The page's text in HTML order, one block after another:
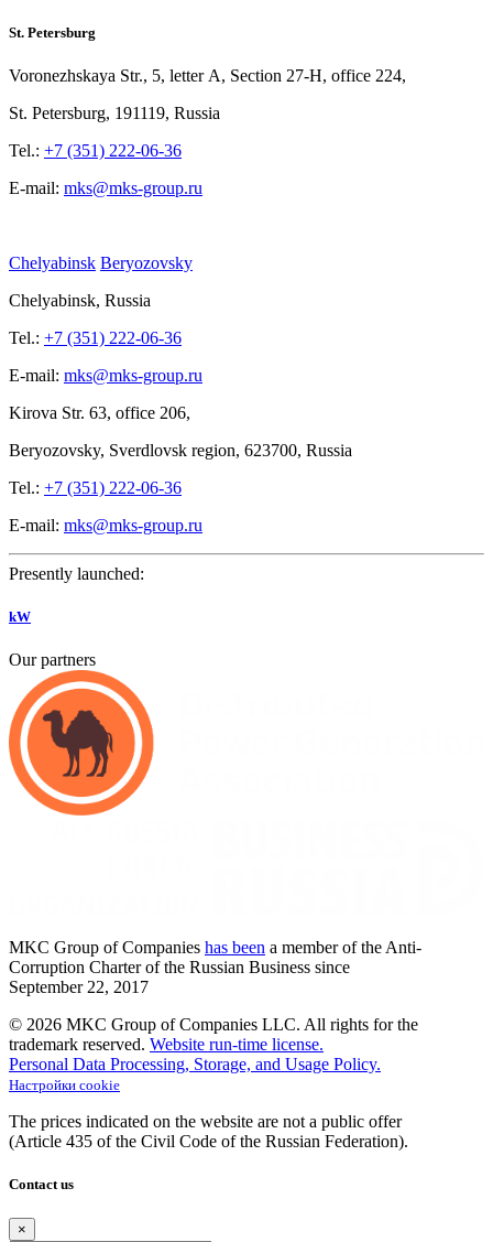
St. Petersburg
Voronezhskaya Str., 5, letter A, Section 27-Н, office 224,
St. Petersburg, 191119, Russia
Tel.: +7 (351) 222-06-36
E-mail: mks@mks-group.ru
Chelyabinsk Beryozovsky
Chelyabinsk, Russia
Tel.: +7 (351) 222-06-36
E-mail: mks@mks-group.ru
Kirova Str. 63, office 206,
Beryozovsky, Sverdlovsk region, 623700, Russia
Tel.: +7 (351) 222-06-36
E-mail: mks@mks-group.ru
Presently launched:
kW
Our partners
MKC Group of Companies has been a member of the Anti-
Corruption Charter of the Russian Business since
September 22, 2017
© 2026 MKC Group of Companies LLC. All rights for the
trademark reserved. Website run-time license.
Personal Data Processing, Storage, and Usage Policy.
Настройки cookie
The prices indicated on the website are not a public offer
(Article 435 of the Civil Code of the Russian Federation).
Contact us
×